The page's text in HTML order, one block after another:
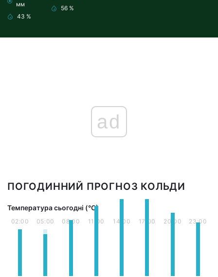
мм
43 %
56 %
ad
ПОГОДИННИЙ ПРОГНОЗ КОЛЬДИ
Температура сьогодні (°С)
02:00 05:00 08:00 11:00 14:00 17:00 20:00 23:00